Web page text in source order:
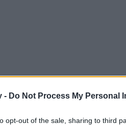
- Do Not Process My Personal
opt-out of the sale, sharing to third